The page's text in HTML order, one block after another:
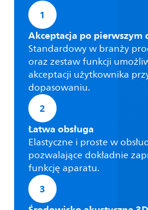
1
Akceptacja po pierwszym
Standardowy w branży
oraz zestaw funkcji
akceptacji użytkownika
dopasowaniu.
2
Łatwa obsługa
Elastyczne i proste w
pozwalające dokładnie
funkcję aparatu.
3